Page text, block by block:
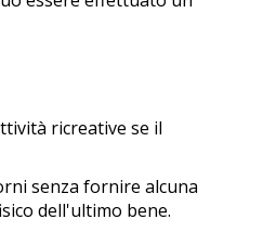
ricreative se il
senza fornire alcuna
dell'ultimo bene.